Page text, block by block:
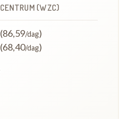
(WZC)
(86,59/dag)
(68,40/dag)